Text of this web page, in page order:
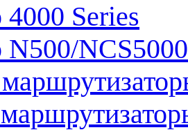
4000 Series
N500/